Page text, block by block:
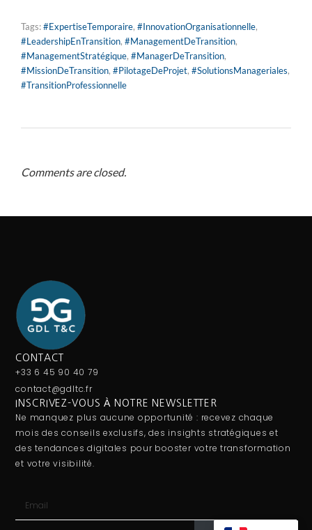
Tags:#ExpertiseTemporaire, #InnovationOrganisationnelle,
#LeadershipEnTransition, #ManagementDeTransition,
#ManagementStratégique, #ManagerDeTransition,
#MissionDeTransition, #PilotageDeProjet, #SolutionsManageriales,
#TransitionProfessionnelle
Comments are closed.
CONTACT
+33 6 45 90 40 79
contact@gdltc.fr
INSCRIVEZ-VOUS À NOTRE NEWSLETTER
Ne manquez plus aucune opportunité : recevez chaque
mois des conseils exclusifs, des insights stratégiques et
des tendances digitales pour booster votre transformation
et votre visibilité.